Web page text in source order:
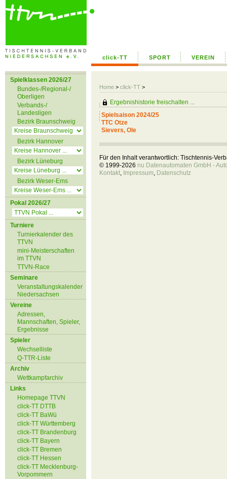
click-TT SPORT VEREIN
Home > click-TT >
Spielklassen 2026/27
Bundes-/Regional-/
Oberligen
Verbands-/
Landesligen
Bezirk Braunschweig
Bezirk Hannover
Bezirk Lüneburg
Bezirk Weser-Ems
Pokal 2026/27
Turniere
Turnierkalender des
TTVN
mini-Meisterschaften
im TTVN
TTVN-Race
Seminare
Veranstaltungskalender
Niedersachsen
Vereine
Adressen,
Mannschaften, Spieler,
Ergebnisse
Spieler
Wechselliste
Q-TTR-Liste
Archiv
Wettkampfarchiv
Links
Homepage TTVN
click-TT DTTB
click-TT BaWü
click-TT Württemberg
click-TT Brandenburg
click-TT Bayern
click-TT Bremen
click-TT Hessen
click-TT Mecklenburg-
Vorpommern
Ergebnishistorie freischalten ...
Spielsaison 2024/25
TTC Otze
Sievers, Ole
Für den Inhalt verantwortlich: Tischtennis-
© 1999-2026 nu Datenautomaten GmbH -
Kontakt, Impressum, Datenschutz